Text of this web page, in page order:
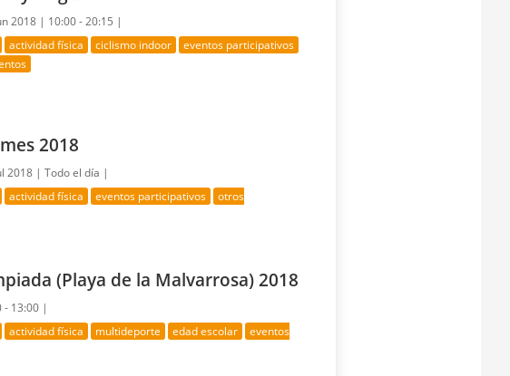
2018 | 10:00 - 20:15 |
actividad física ciclismo indoor
eventos participativos
2018
2018 |Todo el día |
actividad física eventos participativos
otros
(Playa de la Malvarrosa) 2018
- 13:00 |
actividad física multideporte edad escolar
eventos